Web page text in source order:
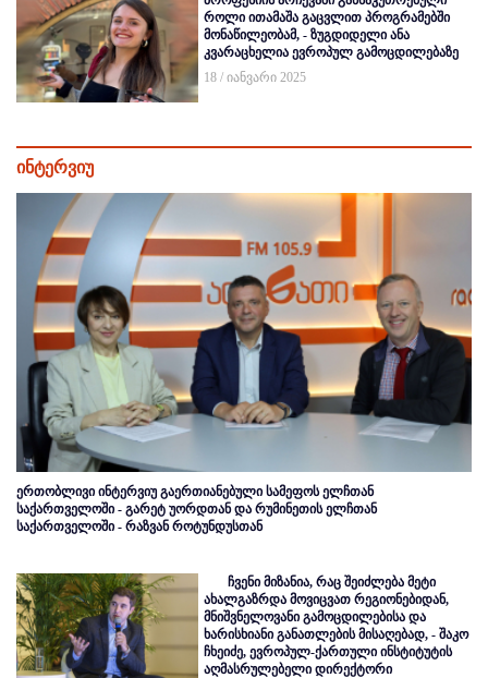
როლი ითამაშა გაცვლით პროგრამებში
მონაწილეობამ, - ზუგდიდელი ანა
კვარაცხელია ევროპულ გამოცდილებაზე
18 / იანვარი 2025
ინტერვიუ
ერთობლივი ინტერვიუ გაერთიანებული სამეფოს ელჩთან
საქართველოში - გარეტ უორდთან და რუმინეთის ელჩთან
საქართველოში - რაზვან როტუნდუსთან
ჩვენი მიზანია, რაც შეიძლება მეტი
ახალგაზრდა მოვიცვათ რეგიონებიდან,
მნიშვნელოვანი გამოცდილებისა და
ხარისხიანი განათლების მისაღებად, - შაკო
ჩხეიძე, ევროპულ-ქართული ინსტიტუტის
აღმასრულებელი დირექტორი